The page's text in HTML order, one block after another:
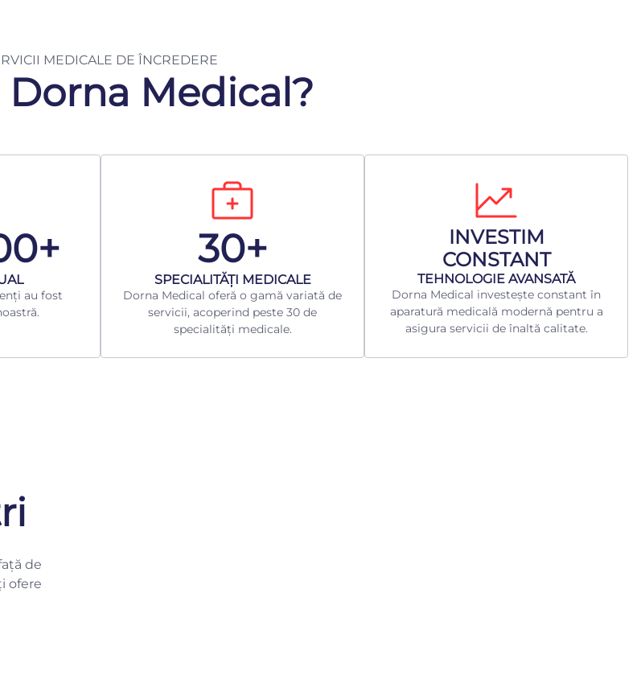
MEDICALE DE ÎNCREDERE
Dorna Medical?
au fost
30+
​SPECIALITĂȚI MEDICALE
Dorna Medical oferă o gamă variată de
servicii, acoperind peste 30 de
specialități medicale.
INVESTIM
CONSTANT
TEHNOLOGIE AVANSATĂ
Dorna Medical investește constant în
aparatură medicală modernă pentru a
asigura servicii de înaltă calitate.
de
ofere